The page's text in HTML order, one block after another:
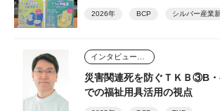
2026年 BCP シルバー産業
災害関連死を防ぐＴＫＢ③B
での福祉用具活用の視点